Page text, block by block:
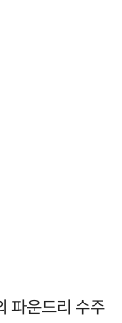
파운드리 수주